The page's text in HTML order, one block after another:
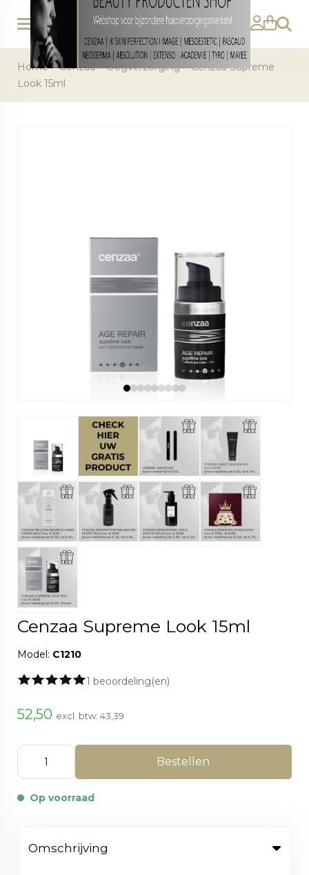
Home>Cenzaa>Oogverzorging>Cenzaa Supreme
Look 15ml
Cenzaa Supreme Look 15ml
Model: C1210
1 beoordeling(en)
52,50 excl. btw: 43,39
Bestellen
Op voorraad
Omschrijving